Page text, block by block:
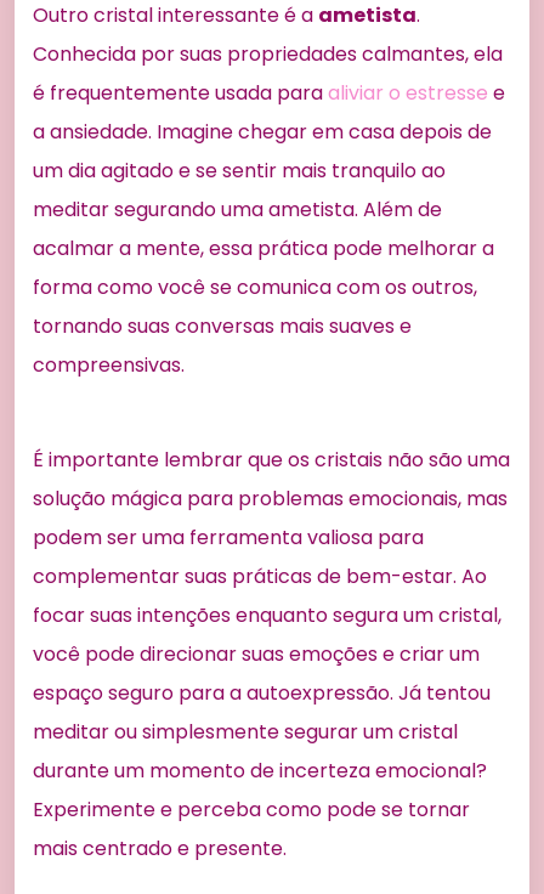
Outro cristal interessante é a ametista.
Conhecida por suas propriedades calmantes, ela
é frequentemente usada paraaliviar o estresse e
a ansiedade. Imagine chegar em casa depois de
um dia agitado e se sentir mais tranquilo ao
meditar segurando uma ametista. Além de
acalmar a mente, essa prática pode melhorar a
forma como você se comunica com os outros,
tornando suas conversas mais suaves e
compreensivas.
É importante lembrar que os cristais não são uma
solução mágica para problemas emocionais, mas
podem ser uma ferramenta valiosa para
complementar suas práticas de bem-estar. Ao
focar suas intenções enquanto segura um cristal,
você pode direcionar suas emoções e criar um
espaço seguro para a autoexpressão. Já tentou
meditar ou simplesmente segurar um cristal
durante um momento de incerteza emocional?
Experimente e perceba como pode se tornar
mais centrado e presente.